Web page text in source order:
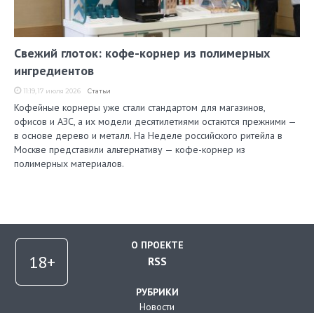
Свежий глоток: кофе-корнер из полимерных
ингредиентов
11:19, 17 июля 2026 Статьи
Кофейные корнеры уже стали стандартом для магазинов,
офисов и АЗС, а их модели десятилетиями остаются прежними —
в основе дерево и металл. На Неделе российского ритейла в
Москве представили альтернативу — кофе-корнер из
полимерных материалов.
О ПРОЕКТЕ
RSS
РУБРИКИ
Новости